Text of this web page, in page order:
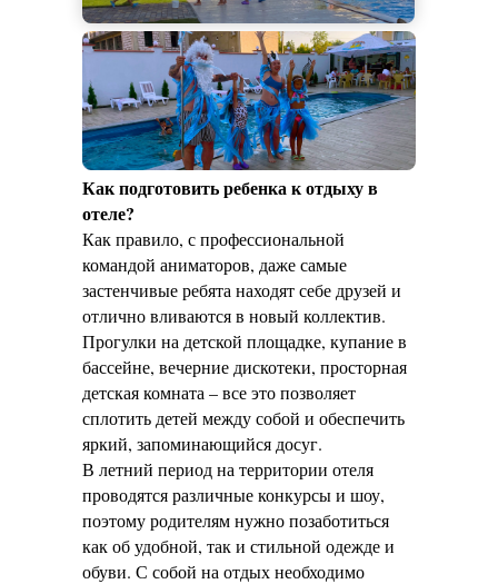
Как подготовить ребенка к отдыху в
отеле?
Как правило, с профессиональной
командой аниматоров, даже самые
застенчивые ребята находят себе друзей и
отлично вливаются в новый коллектив.
Прогулки на детской площадке, купание в
бассейне, вечерние дискотеки, просторная
детская комната – все это позволяет
сплотить детей между собой и обеспечить
яркий, запоминающийся досуг.
В летний период на территории отеля
проводятся различные конкурсы и шоу,
поэтому родителям нужно позаботиться
как об удобной, так и стильной одежде и
обуви. С собой на отдых необходимо